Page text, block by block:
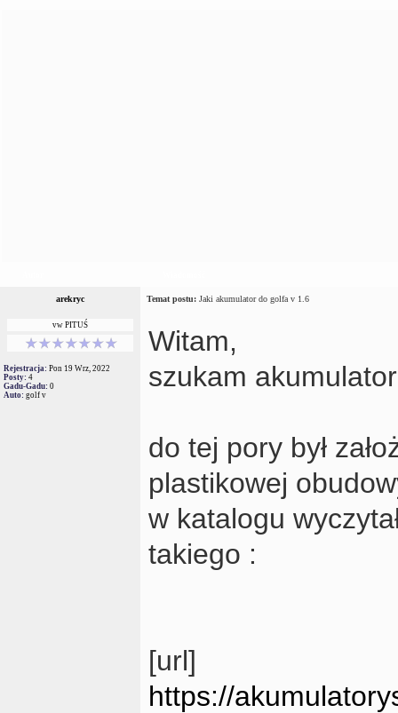
arekryc Temat postu: Jaki akumulator do golfa v 1.6
vw PITUŚ
Rejestracja: Pon 19 Wrz, 2022
Posty: 4
Gadu-Gadu: 0
Auto: golf v
Witam,
szukam
do tej pory był
plastikowej
w katalogu
takiego :
[url]
https://